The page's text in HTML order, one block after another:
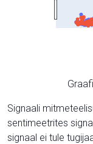
Signaali
sentimeetrites
signaal ei tule